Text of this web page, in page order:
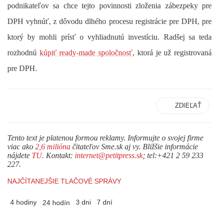
podnikateľov sa chce tejto povinnosti zloženia zábezpeky pre
DPH vyhnúť, z dôvodu dlhého procesu registrácie pre DPH, pre
ktorý by mohli prísť o vyhliadnutú investíciu. Radšej sa teda
rozhodnú kúpiť ready-made spoločnosť, ktorá je už registrovaná
pre DPH.
ZDIEĽAŤ
Tento text je platenou formou reklamy. Informujte o svojej firme
viac ako 2,6 milióna čitateľov Sme.sk aj vy. Bližšie informácie
nájdete TU. Kontakt: internet@petitpress.sk; tel:+421 2 59 233
227.
NAJČÍTANEJŠIE TLAČOVÉ SPRÁVY
4 hodiny 24 hodín 3 dni 7 dní